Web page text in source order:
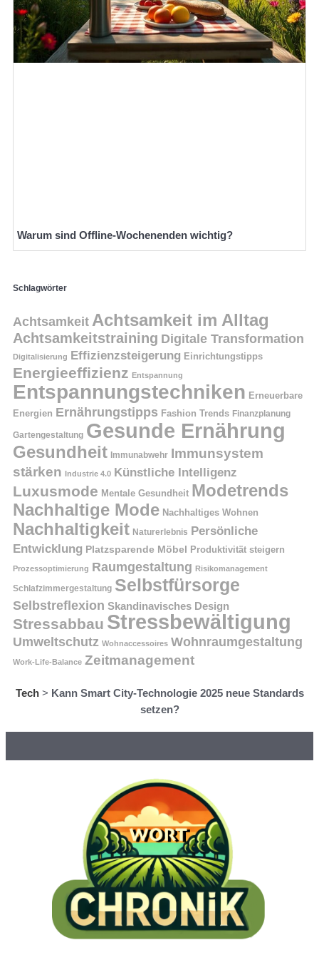
Warum sind Offline-Wochenenden wichtig?
Schlagwörter
Achtsamkeit Achtsamkeit im Alltag
Achtsamkeitstraining Digitale Transformation
Digitalisierung Effizienzsteigerung Einrichtungstipps
Energieeffizienz Entspannung
Entspannungstechniken Erneuerbare
Energien Ernährungstipps Fashion Trends Finanzplanung
Gartengestaltung Gesunde Ernährung
Gesundheit Immunabwehr Immunsystem
stärken Industrie 4.0 Künstliche Intelligenz
Luxusmode Mentale Gesundheit Modetrends
Nachhaltige Mode Nachhaltiges Wohnen
Nachhaltigkeit Naturerlebnis Persönliche
Entwicklung Platzsparende Möbel Produktivität steigern
Prozessoptimierung Raumgestaltung Risikomanagement
Schlafzimmergestaltung Selbstfürsorge
Selbstreflexion Skandinavisches Design
Stressabbau Stressbewältigung
Umweltschutz Wohnaccessoires Wohnraumgestaltung
Work-Life-Balance Zeitmanagement
Tech> Kann Smart City-Technologie 2025 neue Standards
setzen?